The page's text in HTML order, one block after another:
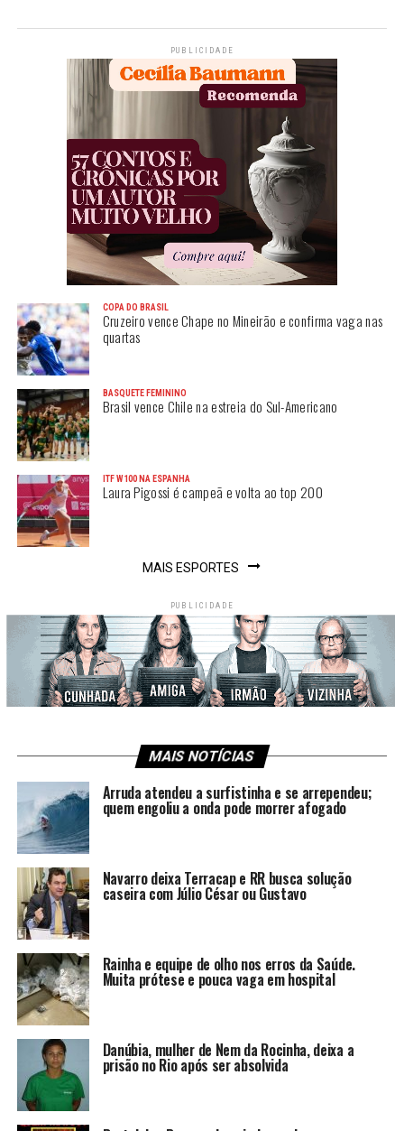
PUBLICIDADE
COPA DO BRASIL
Cruzeiro vence Chape no Mineirão e confirma vaga nas
quartas
BASQUETE FEMININO
Brasil vence Chile na estreia do Sul-Americano
ITF W100 NA ESPANHA
Laura Pigossi é campeã e volta ao top 200
MAIS ESPORTES
PUBLICIDADE
MAIS NOTÍCIAS
Arruda atendeu a surfistinha e se arrependeu;
quem engoliu a onda pode morrer afogado
Navarro deixa Terracap e RR busca solução
caseira com Júlio César ou Gustavo
Rainha e equipe de olho nos erros da Saúde.
Muita prótese e pouca vaga em hospital
Danúbia, mulher de Nem da Rocinha, deixa a
prisão no Rio após ser absolvida